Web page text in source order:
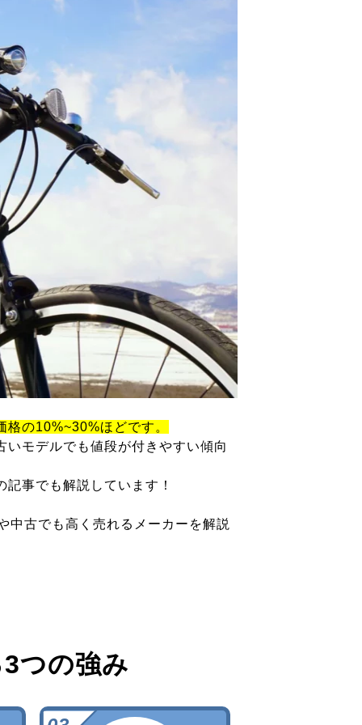
格の10%~30%ほどです。
モデルでも値段が付きやすい傾向
事でも解説しています！
中古でも高く売れるメーカーを解説
3つの強み